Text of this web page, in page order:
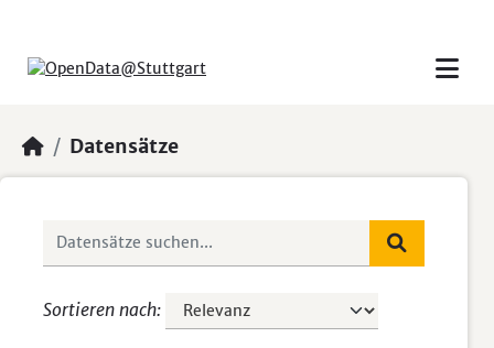
Datensätze
Sortieren nach